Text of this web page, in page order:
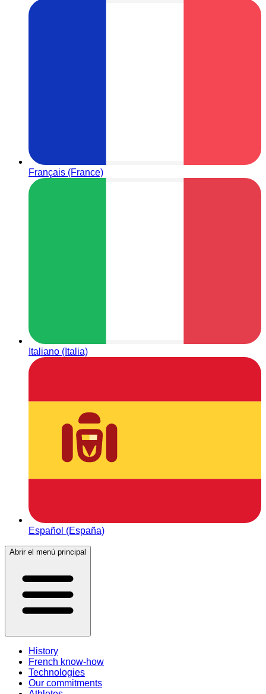
Français (France)
Italiano (Italia)
Español (España)
Abrir el menú principal
History
French know-how
Technologies
Our commitments